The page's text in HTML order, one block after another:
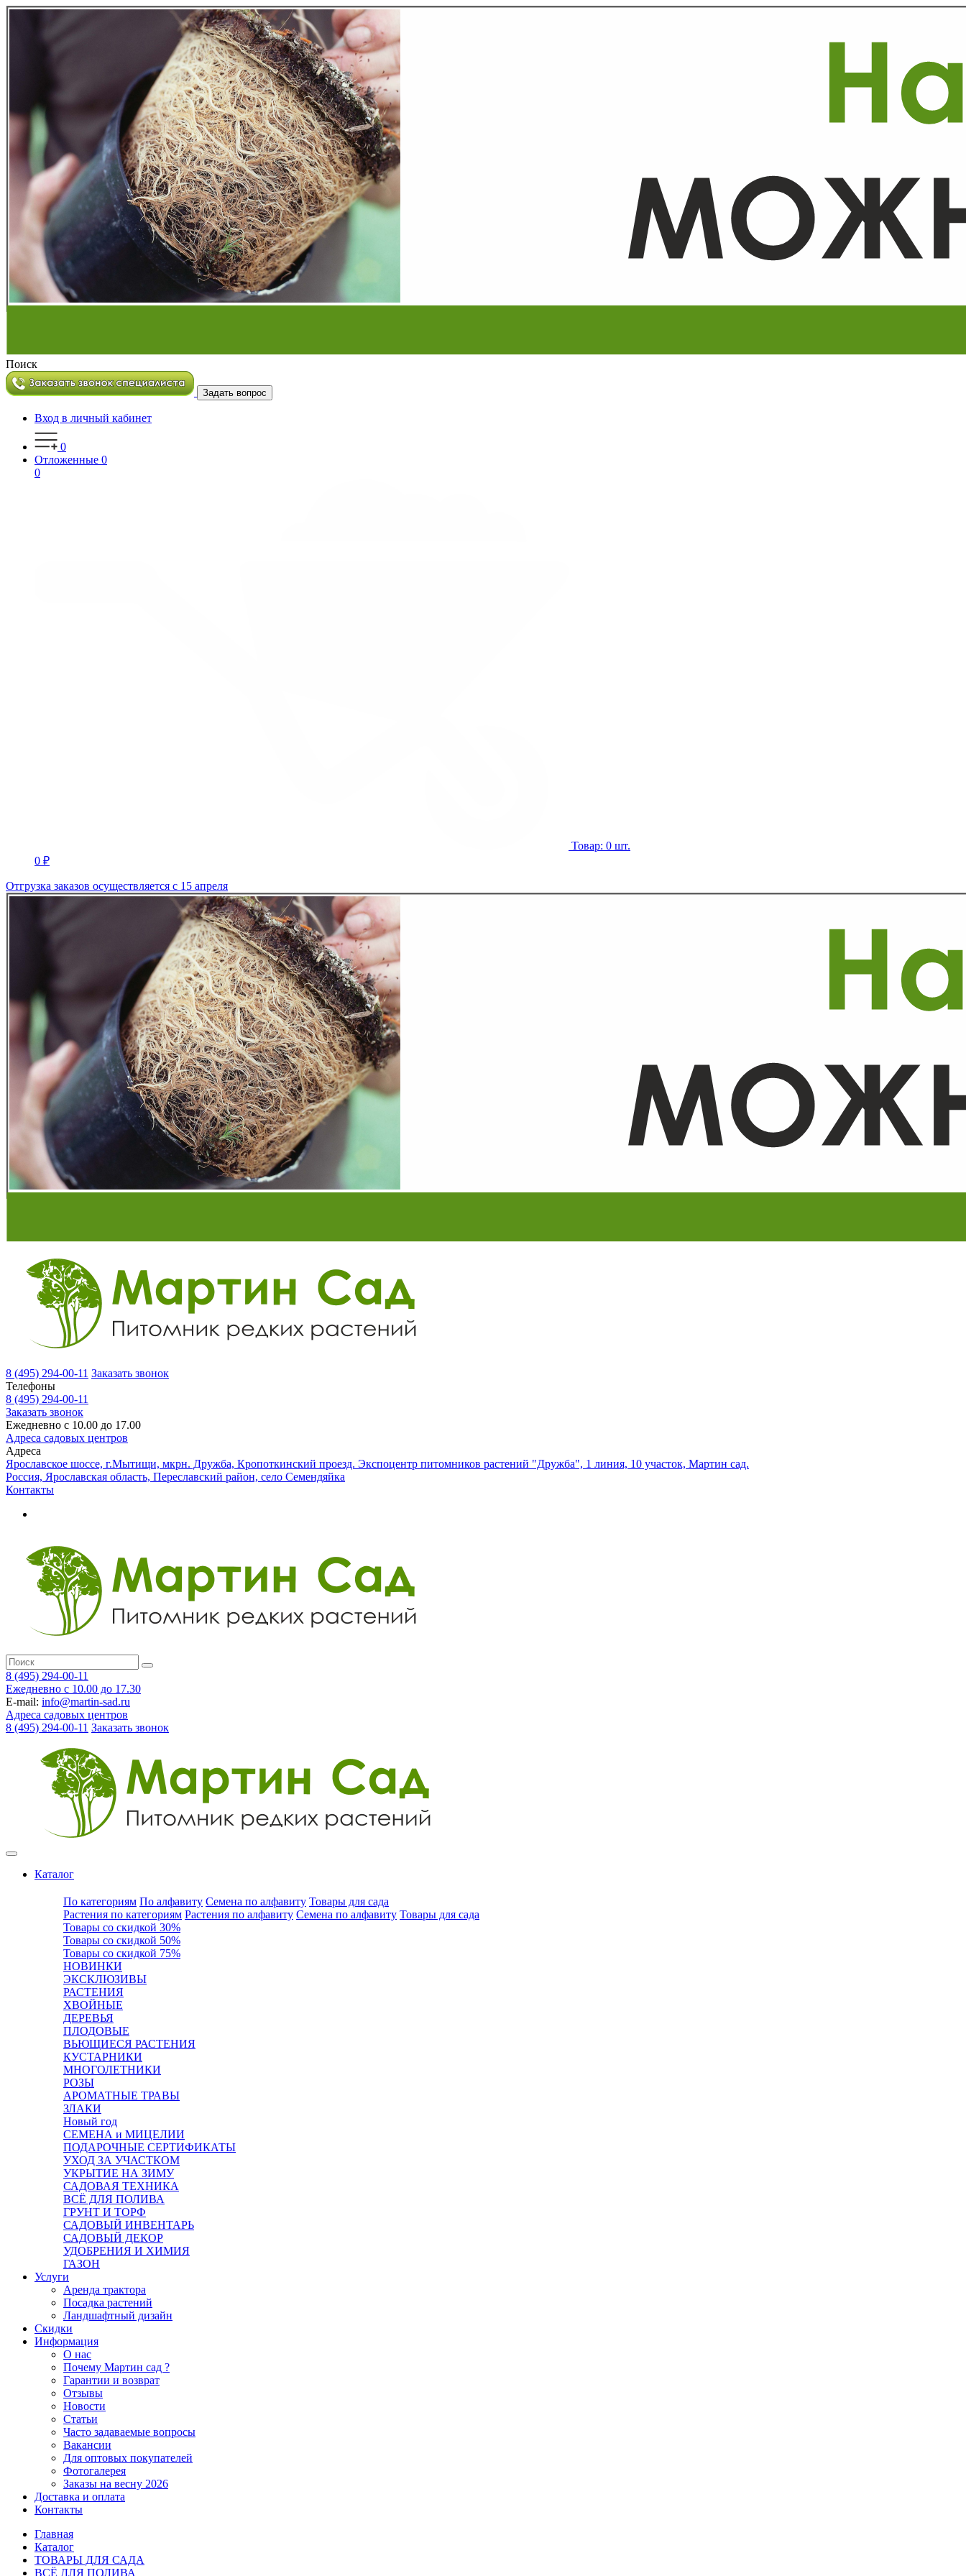
Поиск
Задать вопрос
Вход в личный кабинет
0
Отложенные 0
0
Товар: 0 шт.
0 ₽
Отгрузка заказов осуществляется с 15 апреля
8 (495) 294-00-11 Заказать звонок
Телефоны
8 (495) 294-00-11
Заказать звонок
Ежедневно с 10.00 до 17.00
Адреса садовых центров
Адреса
Ярославское шоссе, г.Мытищи, мкрн. Дружба, Кропоткинский проезд. Экспоцентр питомников растений "Дружба", 1 линия, 10 участок, Мартин сад.
Россия, Ярославская область, Переславский район, село Семендяйка
Контакты
8 (495) 294-00-11
Ежедневно с 10.00 до 17.30
E-mail: info@martin-sad.ru
Адреса садовых центров
8 (495) 294-00-11 Заказать звонок
Каталог
По категориям По алфавиту Семена по алфавиту Товары для сада
Растения по категориям Растения по алфавиту Семена по алфавиту Товары для сада
Товары со скидкой 30%
Товары со скидкой 50%
Товары со скидкой 75%
НОВИНКИ
ЭКСКЛЮЗИВЫ
РАСТЕНИЯ
ХВОЙНЫЕ
ДЕРЕВЬЯ
ПЛОДОВЫЕ
ВЬЮЩИЕСЯ РАСТЕНИЯ
КУСТАРНИКИ
МНОГОЛЕТНИКИ
РОЗЫ
АРОМАТНЫЕ ТРАВЫ
ЗЛАКИ
Новый год
СЕМЕНА и МИЦЕЛИИ
ПОДАРОЧНЫЕ СЕРТИФИКАТЫ
УХОД ЗА УЧАСТКОМ
УКРЫТИЕ НА ЗИМУ
САДОВАЯ ТЕХНИКА
ВСЁ ДЛЯ ПОЛИВА
ГРУНТ И ТОРФ
САДОВЫЙ ИНВЕНТАРЬ
САДОВЫЙ ДЕКОР
УДОБРЕНИЯ И ХИМИЯ
ГАЗОН
Услуги
Аренда трактора
Посадка растений
Ландшафтный дизайн
Скидки
Информация
О нас
Почему Мартин сад ?
Гарантии и возврат
Отзывы
Новости
Статьи
Часто задаваемые вопросы
Вакансии
Для оптовых покупателей
Фотогалерея
Заказы на весну 2026
Доставка и оплата
Контакты
Главная
Каталог
ТОВАРЫ ДЛЯ САДА
ВСЁ ДЛЯ ПОЛИВА